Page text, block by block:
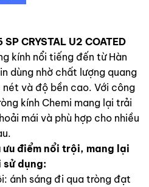
CRYSTAL U2 COATED
kính nổi tiếng đến từ Hàn
dùng nhờ chất lượng quang
nét và độ bền cao. Với công
kính Chemi mang lại trải
mái và phù hợp cho nhiều
điểm nổi trội, mang lại
dụng:
ánh sáng đi qua tròng đạt